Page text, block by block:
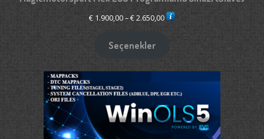
€1.900,00–€2.650,00Fiyat
aralığı:
€ 1.900,00
€ 2.650,00
Seçenekler